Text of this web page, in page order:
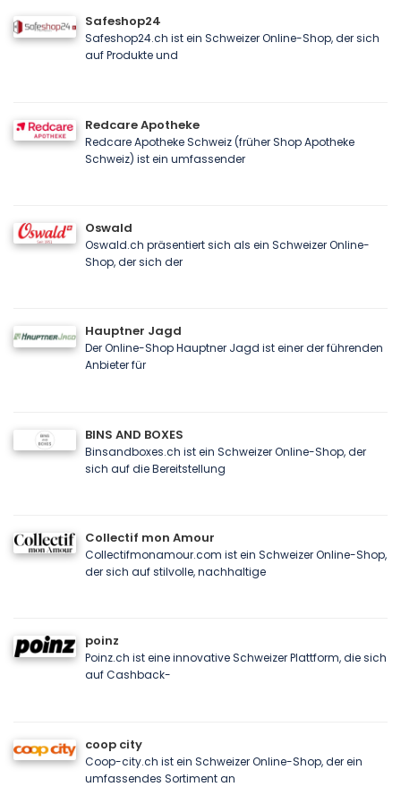
Safeshop24
Safeshop24.ch ist ein Schweizer Online-Shop, der sich
auf Produkte und
Redcare Apotheke
Redcare Apotheke Schweiz (früher Shop Apotheke
Schweiz) ist ein umfassender
Oswald
Oswald.ch präsentiert sich als ein Schweizer Online-
Shop, der sich der
Hauptner Jagd
Der Online-Shop Hauptner Jagd ist einer der führenden
Anbieter für
BINS AND BOXES
Binsandboxes.ch ist ein Schweizer Online-Shop, der
sich auf die Bereitstellung
Collectif mon Amour
Collectifmonamour.com ist ein Schweizer Online-Shop,
der sich auf stilvolle, nachhaltige
poinz
Poinz.ch ist eine innovative Schweizer Plattform, die sich
auf Cashback-
coop city
Coop-city.ch ist ein Schweizer Online-Shop, der ein
umfassendes Sortiment an